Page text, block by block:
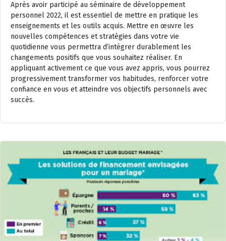
Après avoir participé au séminaire de développement
personnel 2022, il est essentiel de mettre en pratique les
enseignements et les outils acquis. Mettre en œuvre les
nouvelles compétences et stratégies dans votre vie
quotidienne vous permettra d’intégrer durablement les
changements positifs que vous souhaitez réaliser. En
appliquant activement ce que vous avez appris, vous pourrez
progressivement transformer vos habitudes, renforcer votre
confiance en vous et atteindre vos objectifs personnels avec
succès.